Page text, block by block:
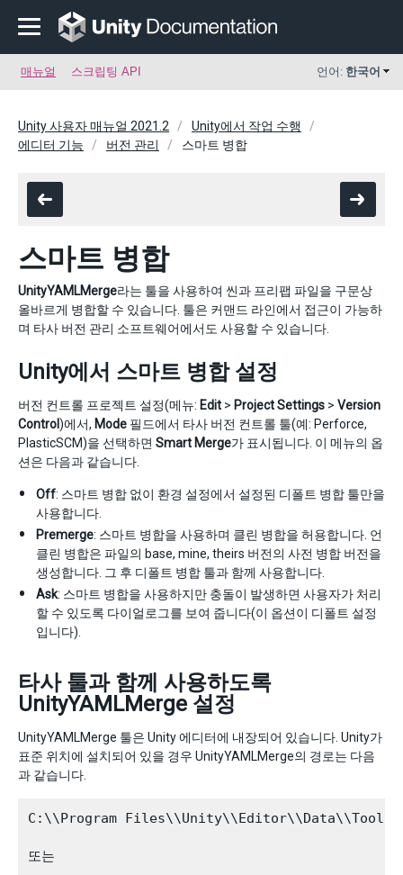
매뉴얼 스크립팅 API 언어: 한국어
Unity 사용자 매뉴얼 2021.2
Unity에서 작업 수행
에디터 기능
버전 관리 스마트 병합
스마트 병합
UnityYAMLMerge라는 툴을 사용하여 씬과 프리팹 파일을 구문상
올바르게 병합할 수 있습니다. 툴은 커맨드 라인에서 접근이 가능하
며 타사 버전 관리 소프트웨어에서도 사용할 수 있습니다.
Unity에서 스마트 병합 설정
버전 컨트롤 프로젝트 설정(메뉴: Edit > Project Settings > Version
Control)에서, Mode 필드에서 타사 버전 컨트롤 툴(예: Perforce,
PlasticSCM)을 선택하면 Smart Merge가 표시됩니다. 이 메뉴의 옵
션은 다음과 같습니다.
Off: 스마트 병합 없이 환경 설정에서 설정된 디폴트 병합 툴만을
사용합니다.
Premerge: 스마트 병합을 사용하며 클린 병합을 허용합니다. 언
클린 병합은 파일의 base, mine, theirs 버전의 사전 병합 버전을
생성합니다. 그 후 디폴트 병합 툴과 함께 사용합니다.
Ask: 스마트 병합을 사용하지만 충돌이 발생하면 사용자가 처리
할 수 있도록 다이얼로그를 보여 줍니다(이 옵션이 디폴트 설정
입니다).
타사 툴과 함께 사용하도록
UnityYAMLMerge 설정
UnityYAMLMerge 툴은 Unity 에디터에 내장되어 있습니다. Unity가
표준 위치에 설치되어 있을 경우 UnityYAMLMerge의 경로는 다음
과 같습니다.
C:\\Program
또는